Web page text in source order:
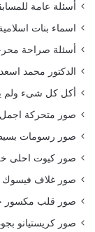
أسئلة عامة للمسابقات
اسماء بنات
أسئلة صراحة محرجة
الدكتور محمد
أكل كل شىء ولم
صور متحركة
صور رسومات
صور كيوت احلى
صور غلاف فيسوك
صور قلب مكسور
صور كريستيانو